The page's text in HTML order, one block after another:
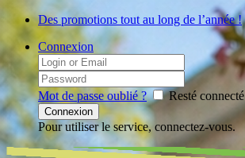
Des promotions tout au long de l’année !
Connexion
Mot de passe oublié ? Resté connecté
Pour utiliser le service, connectez-vous.